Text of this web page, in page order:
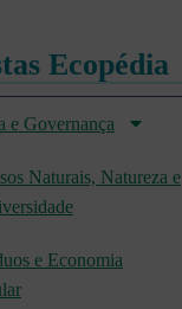
Ecopédia
e Governança
Naturais, Natureza e
e Economia